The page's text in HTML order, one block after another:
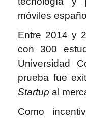
móviles
Entre 2014 y
con 300
Universidad
prueba fue
Startup al
Como